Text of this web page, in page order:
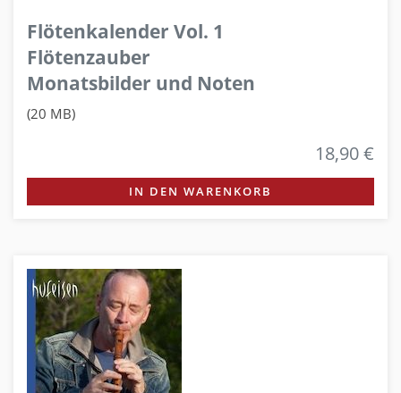
Flötenkalender Vol. 1
Flötenzauber
Monatsbilder und Noten
(20 MB)
18,90 €
IN DEN WARENKORB